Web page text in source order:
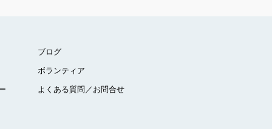
ブログ
ボランティア
よくある質問／お問合せ